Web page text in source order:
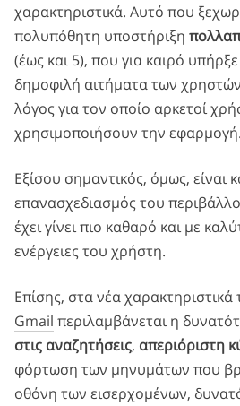
χαρακτηριστικά. Αυτό που
πολυπόθητη υποστήριξη
(έως και 5), που για καιρό
δημοφιλή αιτήματα των
λόγος για τον οποίο αρκετοί
χρησιμοποιήσουν την εφαρμογή.
Εξίσου σημαντικός, όμως, είναι
επανασχεδιασμός του
έχει γίνει πιο καθαρό και με
ενέργειες του χρήστη.
Επίσης, στα νέα
Gmail περιλαμβάνεται η
στις αναζητήσεις, απεριόριστη
φόρτωση των μηνυμάτων που
οθόνη των εισερχομένων,